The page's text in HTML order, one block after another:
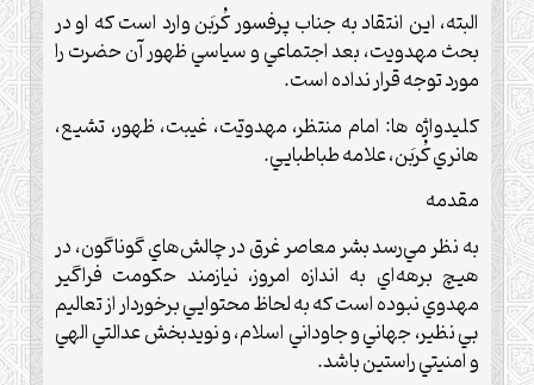
البته، اين انتقاد به جناب پرفسور كُربَن وارد است كه او در
بحث مهدويت، بعد اجتماعي و سياسي ظهور آن حضرت را
مورد توجه قرار نداده است.
كليدواژه ها: امام منتظر، مهدويّت، غيبت، ظهور، تشيع،
هانري كُربَن، علامه طباطبايي.
مقدمه
به نظر مي‌رسد بشر معاصر غرق در چالش‌هاي گوناگون، در
هيچ برهه‌اي به اندازه امروز، نيازمند حکومت فراگير
مهدوي نبوده است كه به لحاظ محتوايي برخوردار از تعاليم
بي نظير، جهاني و جاوداني اسلام، و نويدبخش عدالتي الهي
و امنيتي راستين باشد.